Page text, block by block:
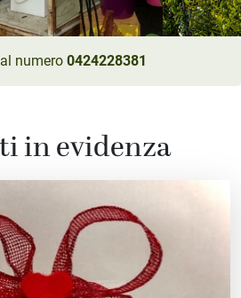
numero 0424228381
in evidenza